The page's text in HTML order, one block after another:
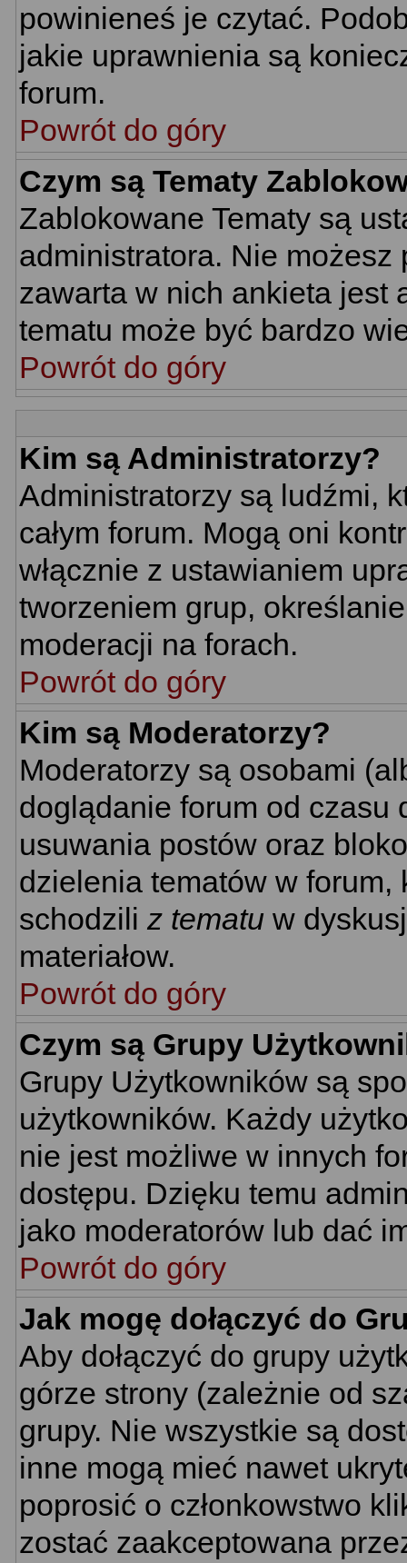
powinieneś je czytać.
jakie uprawnienia są
forum.
Powrót do góry
Czym są Tematy
Zablokowane Tematy są
administratora. Nie
zawarta w nich ankieta jest
tematu może być bardzo
Powrót do góry
Kim są Administratorzy?
Administratorzy są ludźmi,
całym forum. Mogą oni
włącznie z ustawianiem
tworzeniem grup,
moderacji na forach.
Powrót do góry
Kim są Moderatorzy?
Moderatorzy są osobami
doglądanie forum od czasu
usuwania postów oraz
dzielenia tematów w
schodzili z tematu w
materiałow.
Powrót do góry
Czym są Grupy
Grupy Użytkowników są
użytkowników. Każdy
nie jest możliwe w innych
dostępu. Dzięku temu
jako moderatorów lub dać
Powrót do góry
Jak mogę dołączyć do
Aby dołączyć do grupy
górze strony (zależnie od
grupy. Nie wszystkie są
inne mogą mieć nawet
poprosić o członkowstwo
zostać zaakceptowana